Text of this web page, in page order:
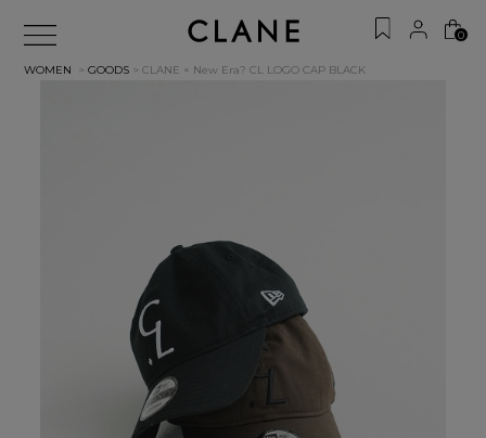
0
WOMEN >GOODS > CLANE × New Era? CL LOGO CAP BLACK